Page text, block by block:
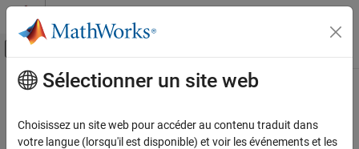
Passer au contenu
Activer/désactiver l'affichage du menu
Accueil de la documentation
Simulink Copilot
Contenu principal
Simulink Copilot
AI assistant optimized forSimulink
Sélectionner un site web
Choisissez un site web pour accéder au contenu traduit dans
votre langue (lorsqu'il est disponible) et voir les événements et les